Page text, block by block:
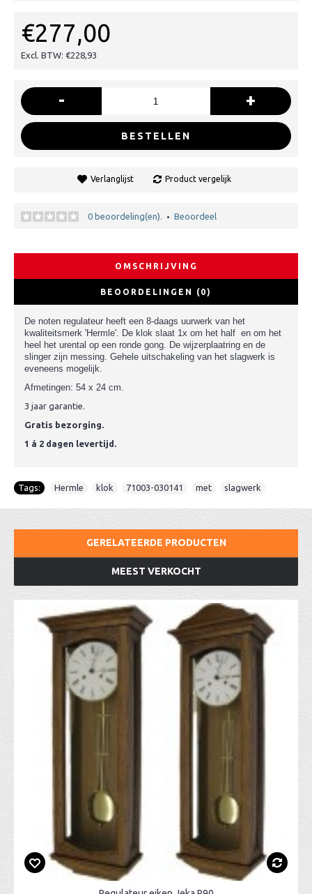
€277,00
Excl. BTW: €228,93
- +
BESTELLEN
Verlanglijst Product vergelijk
0 beoordeling(en). • Beoordeel
OMSCHRIJVING
BEOORDELINGEN (0)
De noten regulateur heeft een 8-daags uurwerk van het
kwaliteitsmerk 'Hermle'. De klok slaat 1x om het half en om het
heel het urental op een ronde gong. De wijzerplaatring en de
slinger zijn messing. Gehele uitschakeling van het slagwerk is
eveneens mogelijk.
Afmetingen: 54 x 24 cm.
3 jaar garantie.
Gratis bezorging.
1 á 2 dagen levertijd.
Tags: Hermle klok 71003-030141 met slagwerk
GERELATEERDE PRODUCTEN
MEEST VERKOCHT